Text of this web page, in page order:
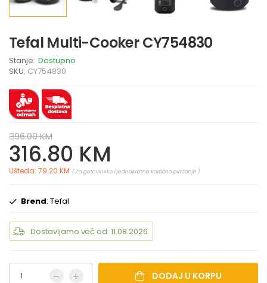
Tefal Multi-Cooker CY754830
Stanje: Dostupno
SKU: CY754830
396.00 KM
316.80 KM
Ušteda: 79.20 KM ( Za gotovinsko i jednokratno kartično plaćanje )
Brend: Tefal
Dostavljamo već od: 11.08.2026.
DODAJ U KORPU